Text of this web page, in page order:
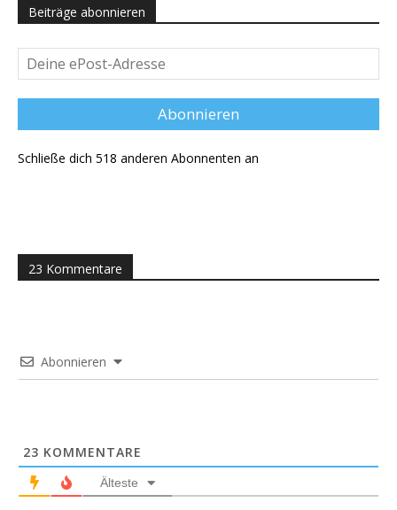
Beiträge abonnieren
Deine
ePost-
Adresse
Abonnieren
Schließe dich 518 anderen Abonnenten an
23 Kommentare
Abonnieren
23 KOMMENTARE
Älteste